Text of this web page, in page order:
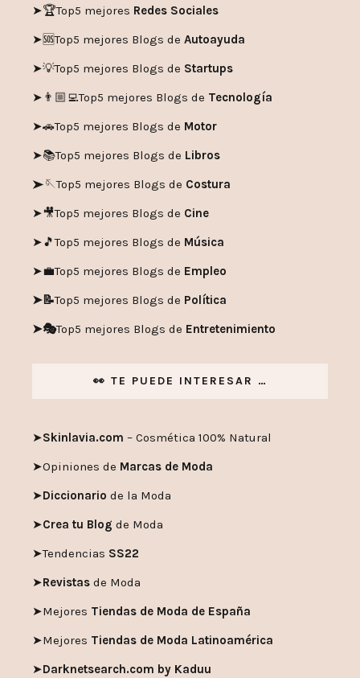
➤🏆Top5 mejores Redes Sociales
➤🆘Top5 mejores Blogs de Autoayuda
➤💡Top5 mejores Blogs de Startups
➤👨🏼‍💻Top5 mejores Blogs de Tecnología
➤🚗Top5 mejores Blogs de Motor
➤📚Top5 mejores Blogs de Libros
➤🪡Top5 mejores Blogs de Costura
➤🎥Top5 mejores Blogs de Cine
➤🎵Top5 mejores Blogs de Música
➤💼Top5 mejores Blogs de Empleo
➤📝Top5 mejores Blogs de Política
➤🎭Top5 mejores Blogs de Entretenimiento
👀 TE PUEDE INTERESAR …
➤Skinlavia.com – Cosmética 100% Natural
➤Opiniones de Marcas de Moda
➤Diccionario de la Moda
➤Crea tu Blog de Moda
➤Tendencias SS22
➤Revistas de Moda
➤Mejores Tiendas de Moda de España
➤Mejores Tiendas de Moda Latinoamérica
➤Darknetsearch.com by Kaduu